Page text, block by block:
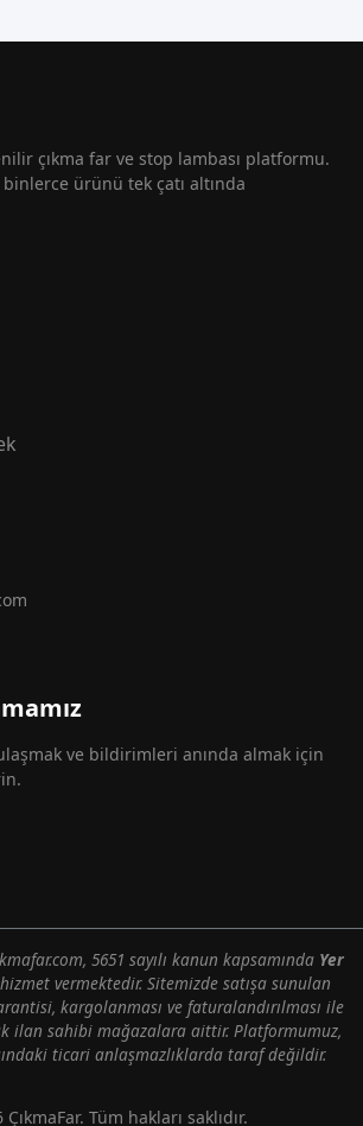
çıkma far ve stop lambası platformu.
ürünü tek çatı altında
ve bildirimleri anında almak için
5651 sayılı kanun kapsamında Yer
vermektedir. Sitemizde satışa sunulan
kargolanması ve faturalandırılması ile
ilan sahibi mağazalara aittir. Platformumuz,
ticari anlaşmazlıklarda taraf değildir.
Tüm hakları saklıdır.